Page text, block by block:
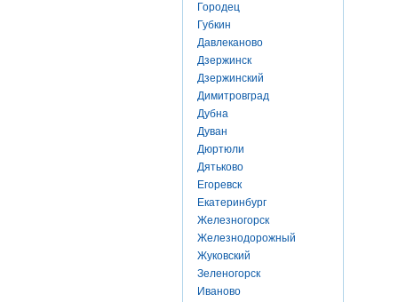
Городец
Губкин
Давлеканово
Дзержинск
Дзержинский
Димитровград
Дубна
Дуван
Дюртюли
Дятьково
Егоревск
Екатеринбург
Железногорск
Железнодорожный
Жуковский
Зеленогорск
Иваново